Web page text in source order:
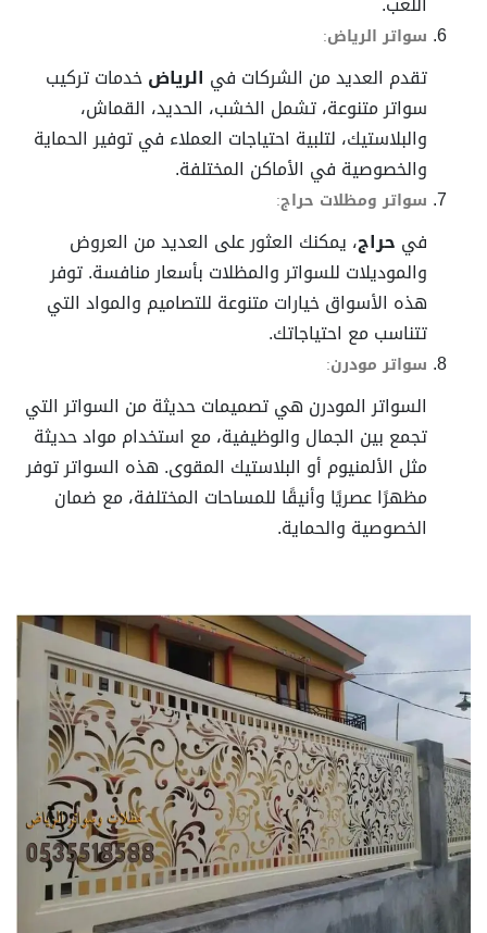
سواتر الرياض:
تقدم العديد من الشركات في الرياضخدمات تركيب
سواتر متنوعة، تشمل الخشب، الحديد، القماش،
والبلاستيك، لتلبية احتياجات العملاء في توفير الحماية
والخصوصية في الأماكن المختلفة.
سواتر ومظلات حراج:
في حراج، يمكنك العثور على العديد من العروض
والموديلات للسواتر والمظلات بأسعار منافسة. توفر
هذه الأسواق خيارات متنوعة للتصاميم والمواد التي
تتناسب مع احتياجاتك.
سواتر مودرن:
السواتر المودرن هي تصميمات حديثة من السواتر التي
تجمع بين الجمال والوظيفية، مع استخدام مواد حديثة
مثل الألمنيوم أو البلاستيك المقوى. هذه السواتر توفر
مظهرًا عصريًا وأنيقًا للمساحات المختلفة، مع ضمان
الخصوصية والحماية.